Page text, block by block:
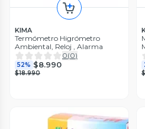
KIMA
Termómetro Higrómetro
Ambiental, Reloj , Alarma
0(0)
52% $8.990
$18.990